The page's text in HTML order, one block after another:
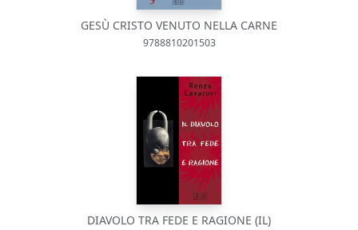
GESÙ CRISTO VENUTO NELLA CARNE
9788810201503
DIAVOLO TRA FEDE E RAGIONE (IL)